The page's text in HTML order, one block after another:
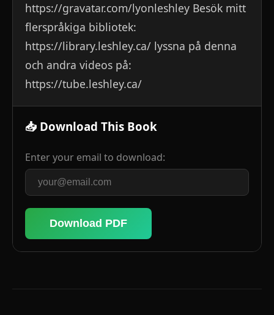
https://gravatar.com/lyonleshley Besök mitt
flerspråkiga bibliotek:
https://library.leshley.ca/ lyssna på denna
och andra videos på:
https://tube.leshley.ca/
📥 Download This Book
Enter your email to download:
Download PDF